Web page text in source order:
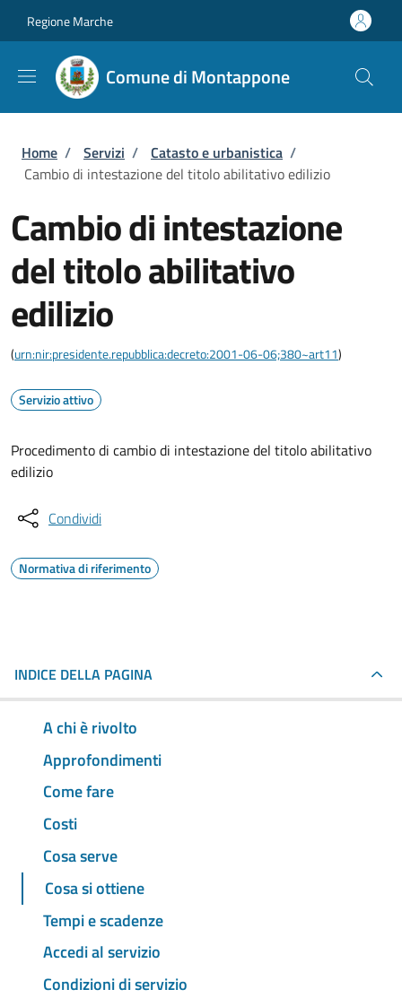
Regione Marche
Comune di Montappone
Briciole di pane
Home / Servizi / Catasto e urbanistica /
Cambio di intestazione del titolo abilitativo edilizio
Cambio di intestazione
del titolo abilitativo
edilizio
(urn:nir:presidente.repubblica:decreto:2001-06-06;380~art11)
Servizio attivo
Procedimento di cambio di intestazione del titolo abilitativo
edilizio
Condividi
Normativa di riferimento
INDICE DELLA PAGINA
A chi è rivolto
Approfondimenti
Come fare
Costi
Cosa serve
Cosa si ottiene
Tempi e scadenze
Accedi al servizio
Condizioni di servizio